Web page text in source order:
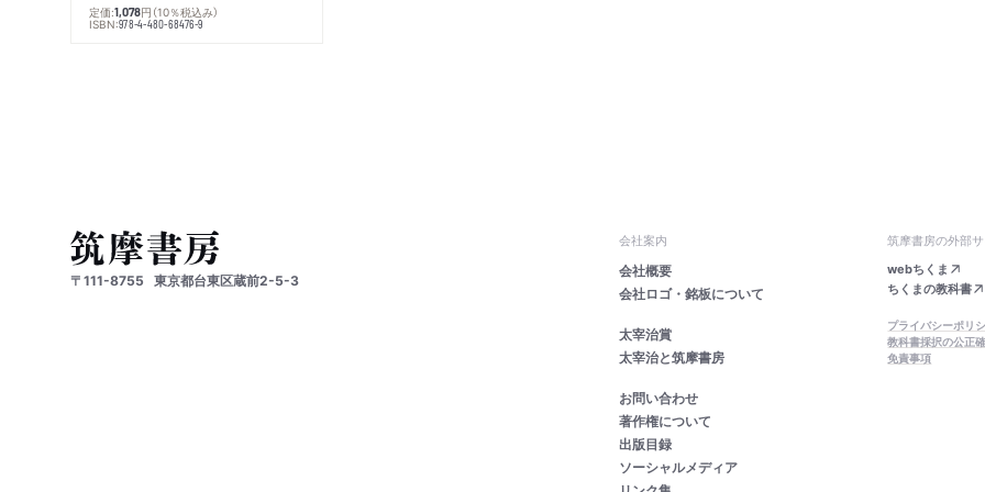
定価:1,078円 （10％税込み）
ISBN:978-4-480-68476-9
〒111-8755 東京都台東区蔵前2-5-3
会社案内
会社概要
会社ロゴ・銘板について
太宰治賞
太宰治と筑摩書房
お問い合わせ
著作権について
出版目録
ソーシャルメディア
筑摩書房の外部サ
webちくま
ちくまの教科書
プライバシーポリ
教科書採択の公正
免責事項